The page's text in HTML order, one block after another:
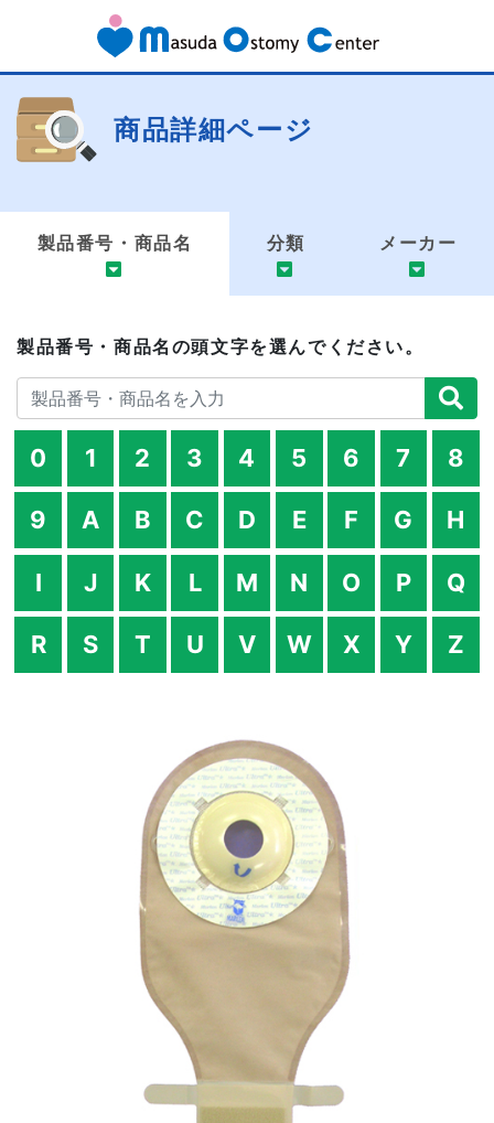
商品詳細ページ
製品番号・商品名 分類 メーカー
製品番号・商品名の頭文字を選んでください。
0 1 2 3 4 5 6 7 8
9 A B C D E F G H
I J K L M N O P Q
R S T U V W X Y Z